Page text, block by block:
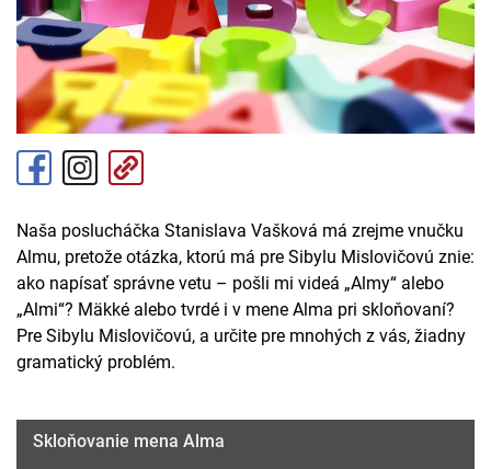
Naša poslucháčka Stanislava Vašková má zrejme vnučku
Almu, pretože otázka, ktorú má pre Sibylu Mislovičovú znie:
ako napísať správne vetu – pošli mi videá „Almy“ alebo
„Almi“? Mäkké alebo tvrdé i v mene Alma pri skloňovaní?
Pre Sibylu Mislovičovú, a určite pre mnohých z vás, žiadny
gramatický problém.
Skloňovanie mena Alma